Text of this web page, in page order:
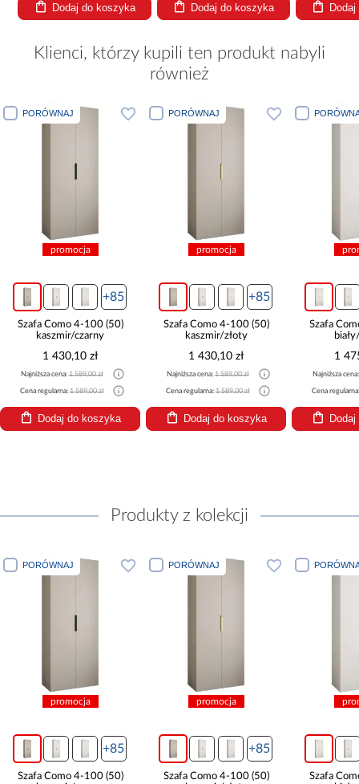
Dodaj do koszyka Dodaj do koszyka
Klienci, którzy kupili ten produkt nabyli
również
PORÓWNAJ
promocja
+85
Szafa Como 4-100 (50)
kaszmir/czarny
1 430,10 zł
Najniższa cena:1 589,00 zł
Cena regularna:1 589,00 zł
Dodaj do koszyka
PORÓWNAJ
promocja
+85
Szafa Como 4-100 (50)
kaszmir/złoty
1 430,10 zł
Najniższa cena:1 589,00 zł
Cena regularna:1 589,00 zł
Dodaj do koszyka
Szafa
1
Najniższa
Cena
Produkty z kolekcji
PORÓWNAJ
promocja
+85
Szafa Como 4-100 (50)
PORÓWNAJ
promocja
+85
Szafa Como 4-100 (50)
Szafa